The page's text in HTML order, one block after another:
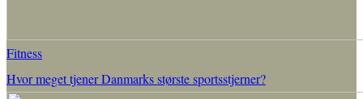
Fitness
Hvor meget tjener Danmarks største sportsstjerner?